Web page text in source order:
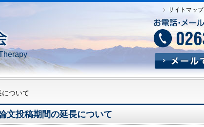
サイトマップ
ついて
文投稿期間の延長について